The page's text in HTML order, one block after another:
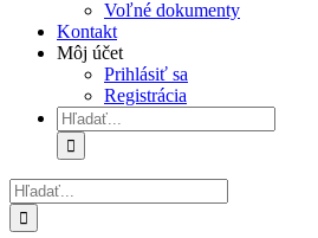
Voľné dokumenty
Kontakt
Môj účet
Prihlásiť sa
Registrácia
Hľadať:
Hľadať: